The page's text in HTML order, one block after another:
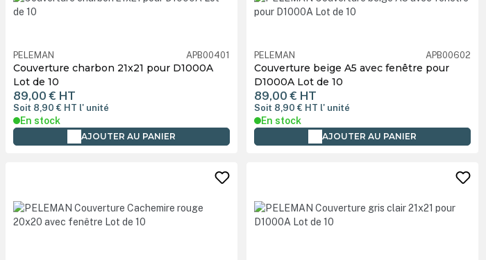
PELEMAN APB00401
Couverture charbon 21x21 pour D1000A
Lot de 10
89,00 € HT
Soit 8,90 € HT l' unité
En stock
AJOUTER AU PANIER
PELEMAN APB00602
Couverture beige A5 avec fenêtre pour
D1000A Lot de 10
89,00 € HT
Soit 8,90 € HT l' unité
En stock
AJOUTER AU PANIER